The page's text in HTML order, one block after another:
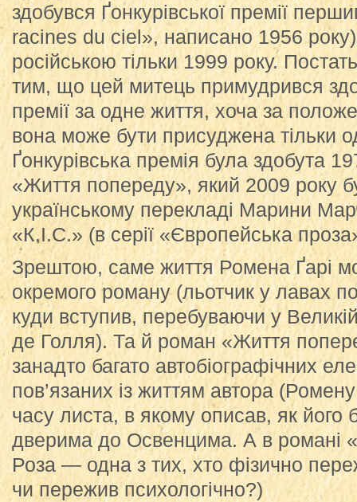
здобувся Ґонкурівської премії
racines du ciel», написано 1956
російською тільки 1999 року.
тим, що цей митець примудрився
премії за одне життя, хоча за
вона може бути присуджена тільки
Ґонкурівська премія була здобута
«Життя попереду», який 2009 року
українському перекладі Марини
«К.І.С.» (в серії «Європейська
Зрештою, саме життя Ромена Ґарі
окремого роману (льотчик у лавах
куди вступив, перебуваючи у
де Голля). Та й роман «Життя
занадто багато автобіографічних
пов’язаних із життям автора
часу листа, в якому описав, як його
дверима до Освенцима. А в романі
Роза — одна з тих, хто фізично
чи пережив психологічно?)